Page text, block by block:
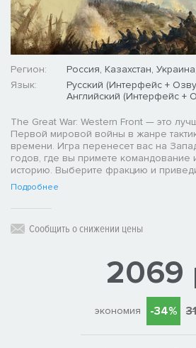
Регион:
Россия, Казахстан,
Язык:
Русский (Интерфейс +
Английский (Интерфейс +
The Great War: Western Front — это
Первой мировой войны в жанре
времени. Игра перенесет вас на
годов, где вы примете командование
историю. Выберите фракцию и
Подробнее
Сообщить о снижении цены
2069
экономия -34%